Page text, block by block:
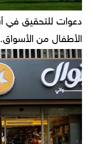
دعوات للتحقيق
الأطفال من